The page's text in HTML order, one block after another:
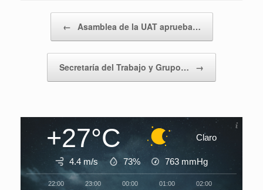
← Asamblea de la UAT aprueba…
Secretaría del Trabajo y Grupo… →
+27°C Claro
4.4 m/s 73% 763 mmHg
22:00 23:00 00:00 01:00 02:00